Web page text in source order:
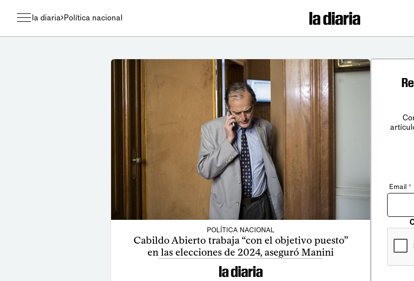
la diaria Política nacional
POLÍTICA NACIONAL
Cabildo Abierto trabaja “con el objetivo puesto”
en las elecciones de 2024, aseguró Manini
Email *